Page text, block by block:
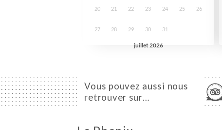
Vous pouvez aussi nous
retrouver sur…